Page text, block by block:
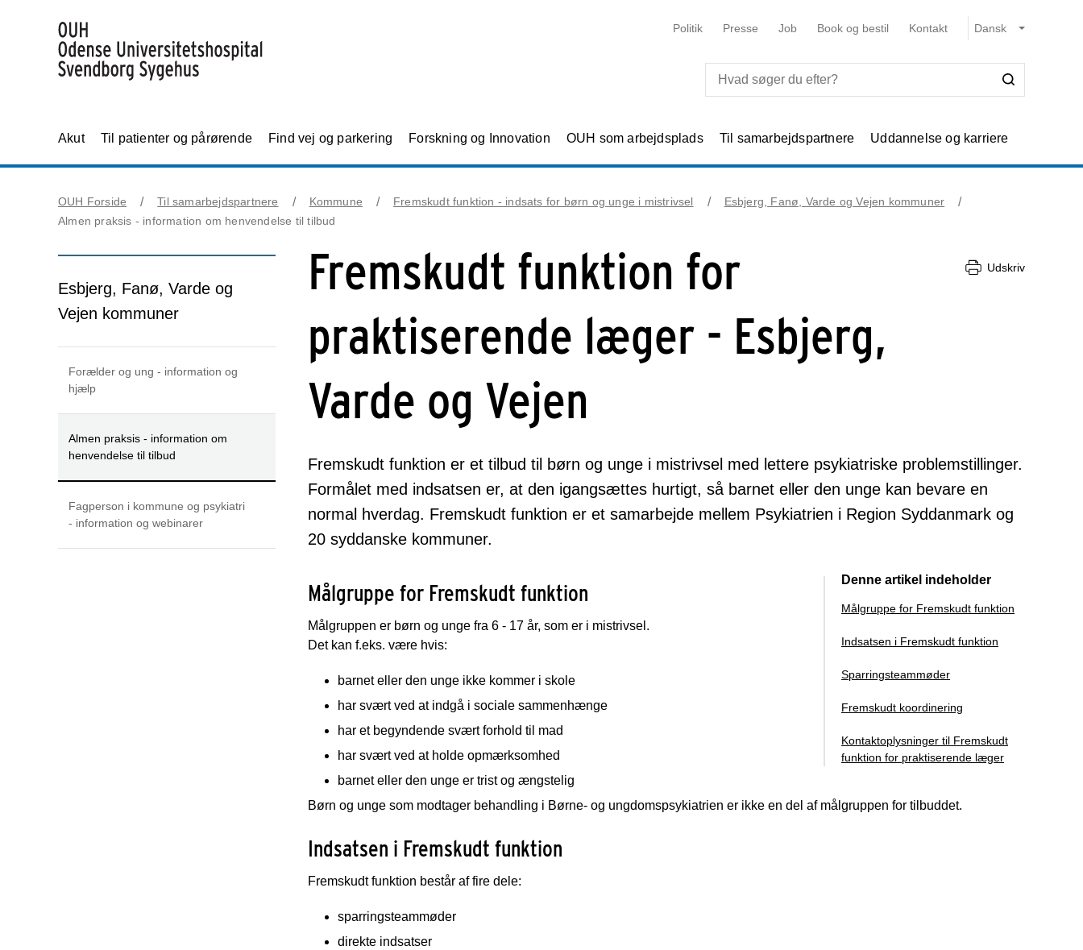
Politik Presse Job Book og bestil Kontakt
Akut Til patienter og pårørende Find vej og parkering Forskning og Innovation OUH som arbejdsplads Til samarbejdspartnere Uddannelse og karriere
OUH Forside Til samarbejdspartnere Kommune Fremskudt funktion - indsats for børn og unge i mistrivsel
Esbjerg, Fanø, Varde og Vejen kommuner
Almen praksis - information om henvendelse til tilbud
Esbjerg, Fanø, Varde og
Vejen kommuner
Forælder og ung - information og
hjælp
Almen praksis - information om
henvendelse til tilbud
Fagperson i kommune og psykiatri
- information og webinarer
Fremskudt funktion for
praktiserende læger - Esbjerg,
Varde og Vejen
Udskriv
Fremskudt funktion er et tilbud til børn og unge i mistrivsel med lettere psykiatriske problemstillinger.
Formålet med indsatsen er, at den igangsættes hurtigt, så barnet eller den unge kan bevare en
normal hverdag. Fremskudt funktion er et samarbejde mellem Psykiatrien i Region Syddanmark og
20 syddanske kommuner.
Denne artikel indeholder
Målgruppe for Fremskudt funktion
Indsatsen i Fremskudt funktion
Sparringsteammøder
Fremskudt koordinering
Kontaktoplysninger til Fremskudt
funktion for praktiserende læger
Målgruppe for Fremskudt funktion
Målgruppen er børn og unge fra 6 - 17 år, som er i mistrivsel.
Det kan f.eks. være hvis:
barnet eller den unge ikke kommer i skole
har svært ved at indgå i sociale sammenhænge
har et begyndende svært forhold til mad
har svært ved at holde opmærksomhed
barnet eller den unge er trist og ængstelig
Børn og unge som modtager behandling i Børne- og ungdomspsykiatrien er ikke en del af målgruppen for tilbuddet.
Indsatsen i Fremskudt funktion
Fremskudt funktion består af fire dele:
sparringsteammøder
direkte indsatser